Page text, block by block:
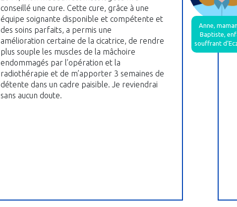
conseillé une cure. Cette cure, grâce à une
équipe soignante disponible et compétente et
des soins parfaits, a permis une
amélioration certaine de la cicatrice, de rendre
plus souple les muscles de la mâchoire
endommagés par l’opération et la
radiothérapie et de m’apporter 3 semaines de
détente dans un cadre paisible. Je reviendrai
sans aucun doute.
Anne,
Baptiste,
souffrant